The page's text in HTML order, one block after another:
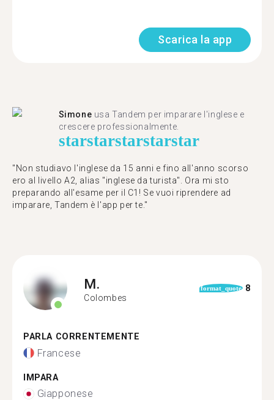
Scarica la app
Simone usa Tandem per imparare l'inglese e
crescere professionalmente.
starstarstarstarstar
"Non studiavo l'inglese da 15 anni e fino all'anno scorso
ero al livello A2, alias "inglese da turista". Ora mi sto
preparando all'esame per il C1! Se vuoi riprendere ad
imparare, Tandem è l'app per te."
M.
Colombes
format_quote 8
PARLA CORRENTEMENTE
Francese
IMPARA
Giapponese